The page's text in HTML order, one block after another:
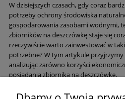
W dzisiejszych czasach, gdy coraz
potrzeby ochrony środowiska
gospodarowania zasobami wodnymi,
zbiorników na deszczówkę staje się
rzeczywiście warto zainwestować w
potrzebne? W tym artykule przyjrzymy
analizując zarówno korzyści
posiadania zbiornika na deszczówkę.